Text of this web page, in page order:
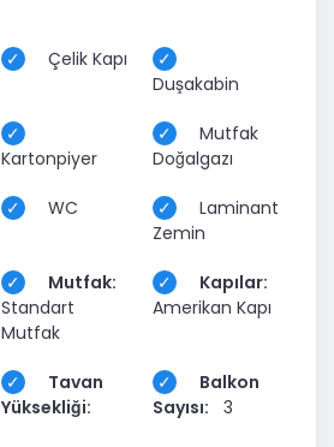
Çelik Kapı
Duşakabin
Kartonpiyer
Mutfak
Doğalgazı
WC
Laminant
Zemin
Mutfak:
Standart
Mutfak
Kapılar:
Amerikan Kapı
Tavan
Yüksekliği:
Balkon
Sayısı:
3